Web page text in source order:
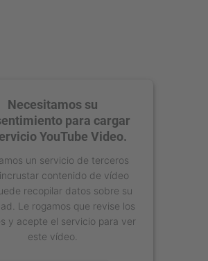
Necesitamos su
para cargar
YouTube Video.
un servicio de terceros
contenido de vídeo
recopilar datos sobre su
Le rogamos que revise los
y acepte el servicio para ver
este vídeo.